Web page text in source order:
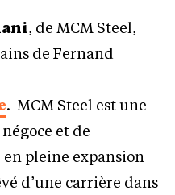
, de MCM Steel,
de Fernand
. MCM Steel est une
et de
pleine expansion
d’une carrière dans